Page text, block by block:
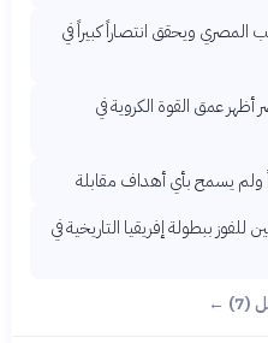
المصري ويحقق انتصاراً كبيراً في
أظهر عمق القوة الكروية في
ولم يسمح بأي أهداف مقابلة
ببطولة إفريقيا التاريخية في
←